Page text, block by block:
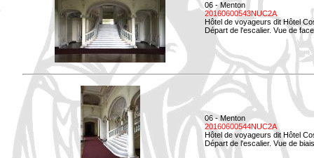
06 - Menton
20160600543NUC2A
Hôtel de voyageurs dit Hôtel
Départ de l'escalier. Vue de
06 - Menton
20160600544NUC2A
Hôtel de voyageurs dit Hôtel
Départ de l'escalier. Vue de